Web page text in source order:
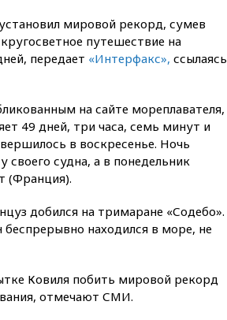
мировой рекорд, сумев
путешествие на
передает «Интерфакс», ссылаясь
на сайте мореплавателя,
49 дней, три часа, семь минут и
в воскресенье. Ночь
своего судна, а в понедельник
(Франция).
добился на тримаране «Содебо».
находился в море, не
Ковиля побить мировой рекорд
отмечают СМИ.